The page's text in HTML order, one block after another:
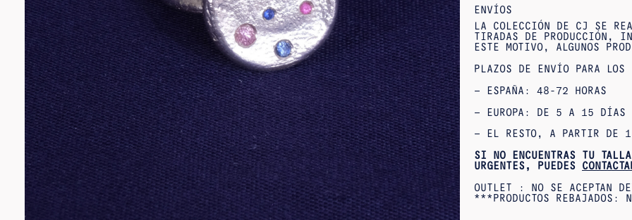
ENVÍOS
LA COLECCIÓN DE CJ SE
TIRADAS DE PRODUCCIÓN,
ESTE MOTIVO, ALGUNOS
PLAZOS DE ENVÍO PARA LOS
– ESPAÑA: 48-72 HORAS
– EUROPA: DE 5 A 15 DÍAS
– EL RESTO, A PARTIR DE
SI NO ENCUENTRAS TU
URGENTES, PUEDES
OUTLET : NO SE ACEPTAN
***PRODUCTOS REBAJADOS: